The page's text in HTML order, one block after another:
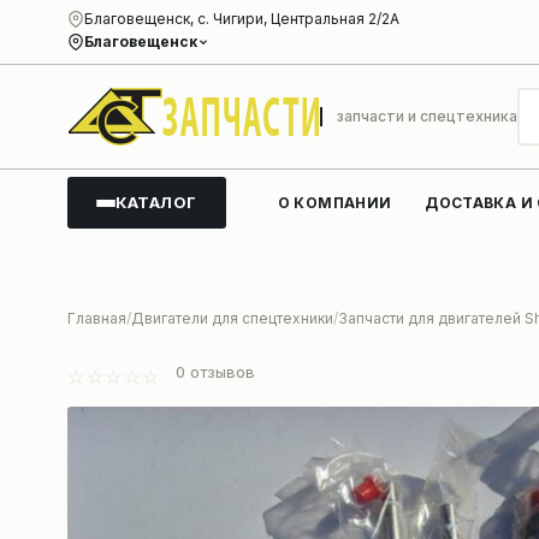
Благовещенск
Благовещенск, с. Чигири, Центральная 2/2А
запчасти и спецтехника
КАТАЛОГ О КОМПАНИИ ДОСТАВКА И
Главная Двигатели для спецтехники Запчасти для двигателей
0 отзывов